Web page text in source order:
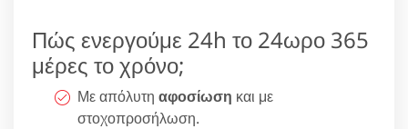
Πώς ενεργούμε 24h το 24ωρο 365
μέρες το χρόνο;
Με απόλυτη αφοσίωση και με
στοχοπροσήλωση.